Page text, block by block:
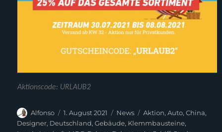
Aktionscode: URLAUB2
Autor
Alfonso
Veröffentlicht
am
1. August 2021 Kategorien
News Schlagwörter
Aktion,Auto,China,
Designer, Deutschland,Gebäude, Klemmbausteine,